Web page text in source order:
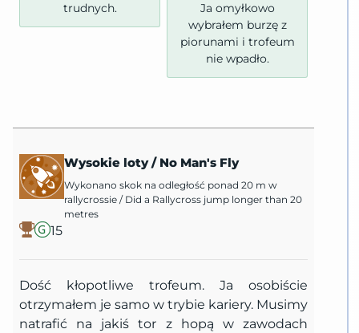
trudnych.
Ja omyłkowo
wybrałem burzę z
piorunami i trofeum
nie wpadło.
15
Wysokie loty/ No Man's Fly
Wykonano skok na odległość ponad 20 m w
rallycrossie / Did a Rallycross jump longer than 20
metres
Dość kłopotliwe trofeum. Ja osobiście
otrzymałem je samo w trybie kariery. Musimy
natrafić na jakiś tor z hopą w zawodach